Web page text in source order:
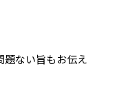
題ない旨もお伝え